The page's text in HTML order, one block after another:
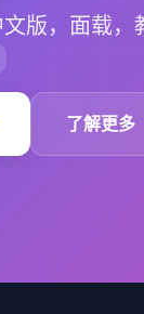
版，面载
了解更多